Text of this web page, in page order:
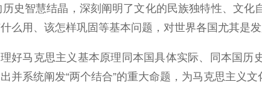
智慧结晶，深刻阐明了文化的民族独特性、文化
么用、该怎样巩固等基本问题，对世界各国尤其是
马克思主义基本原理同本国具体实际、同本国历
系统阐发“两个结合”的重大命题，为马克思主义文